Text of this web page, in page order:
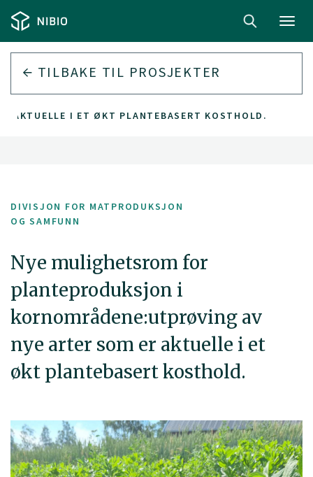
TILBAKE TIL PROSJEKTER
AKTUELLE I ET ØKT PLANTEBASERT KOSTHOLD.
DIVISJON FOR MATPRODUKSJON
OG SAMFUNN
Nye mulighetsrom for
planteproduksjon i
kornområdene:utprøving av
nye arter som er aktuelle i et
økt plantebasert kosthold.